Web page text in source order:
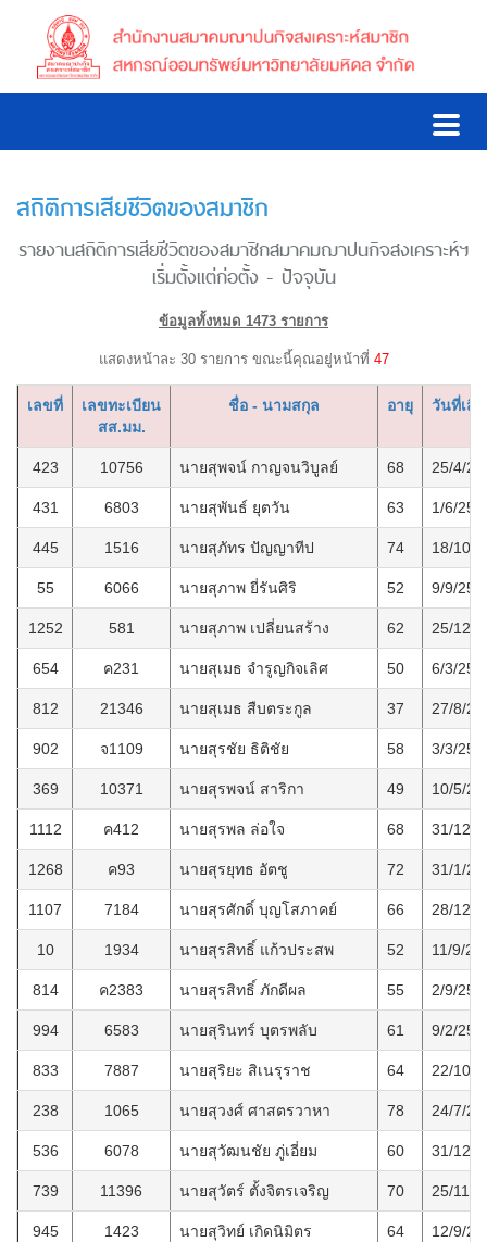
สถิติการเสียชีวิตของสมาชิก
รายงานสถิติการเสียชีวิตของสมาชิกสมาคมฌาปนกิจสงเคราะห์ฯ
เริ่มตั้งแต่ก่อตั้ง - ปัจจุบัน
ข้อมูลทั้งหมด 1473 รายการ
แสดงหน้าละ 30 รายการ ขณะนี้คุณอยู่หน้าที่ 47
เลขที่
เลขทะเบียน
สส.มม.
ชื่อ - นามสกุล อายุ วันที่เสี
423 10756 นายสุพจน์ กาญจนวิบูลย์ 68 25/4/
431 6803 นายสุพันธ์ ยุตวัน 63 1/6/
445 1516 นายสุภัทร ปัญญาทีป 74 18/10/
55 6066 นายสุภาพ ยี่รันศิริ 52 9/9/
1252 581 นายสุภาพ เปลี่ยนสร้าง 62 25/12/
654 ค231 นายสุเมธ จำรูญกิจเลิศ 50 6/3/
812 21346 นายสุเมธ สืบตระกูล 37 27/8/
902 จ1109 นายสุรชัย ธิติชัย 58 3/3/
369 10371 นายสุรพจน์ สาริกา 49 10/5/
1112 ค412 นายสุรพล ล่อใจ 68 31/12/
1268 ค93 นายสุรยุทธ อัตชู 72 31/1/
1107 7184 นายสุรศักดิ์ บุญโสภาคย์ 66 28/12/
10 1934 นายสุรสิทธิ์ แก้วประสพ 52 11/9/
814 ค2383 นายสุรสิทธิ์ ภักดีผล 55 2/9/
994 6583 นายสุรินทร์ บุตรพลับ 61 9/2/
833 7887 นายสุริยะ สิเนรุราช 64 22/10/
238 1065 นายสุวงศ์ ศาสตรวาหา 78 24/7/
536 6078 นายสุวัฒนชัย ภู่เอี่ยม 60 31/12/
739 11396 นายสุวัตร์ ตั้งจิตรเจริญ 70 25/11/
945 1423 นายสุวิทย์ เกิดนิมิตร 64 12/9/